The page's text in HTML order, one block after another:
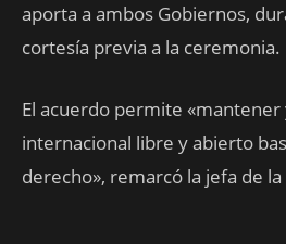
aporta a ambos Gobiernos,
cortesía previa a la ceremonia.
El acuerdo permite
internacional libre y abierto
derecho», remarcó la jefa de